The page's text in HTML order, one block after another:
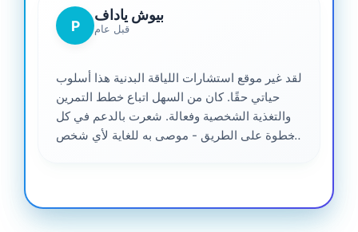
P
بيوش ياداف
قبل عام
لقد غير موقع استشارات اللياقة البدنية هذا أسلوب
حياتي حقًا. كان من السهل اتباع خطط التمرين
والتغذية الشخصية وفعالة. شعرت بالدعم في كل
خطوة على الطريق - موصى به للغاية لأي شخص